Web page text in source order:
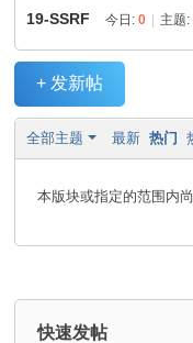
黑
客
坛
安
19-SSRF 今日:0 主题:
+ 发新帖
全部主题 最新 热门
本版块或指定的范围内
快速发帖